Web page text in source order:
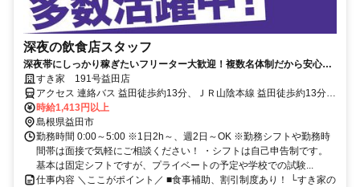
深夜の飲食店スタッフ
深夜帯にしっかり稼ぎたいフリーター大歓迎！複数名体制だから安心し
て働ける◎
すき家 191号益田店
アクセス 連絡バス 益田徒歩約13分、ＪＲ山陰本線 益田徒歩約13分、
ＪＲ山口線 益田徒歩約13分 【車通勤OK】益田駅より車5分、徒歩13
分
時給1,413円以上
島根県益田市
勤務時間 0:00～5:00 ※1日2h～、週2日～OK ※勤務シフトや勤務時
間帯は面接で気軽にご相談ください！ ・シフトは自己申告制です。
基本は固定シフトですが、プライベートの予定や学校での試験...
仕事内容 ＼ここがポイント／ ■食事補助、割引制度あり！ └すき家の